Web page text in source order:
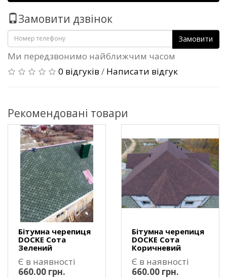
Замовити дзвінок
Замовити
Ми передзвонимо найближчим часом
0 відгуків / Написати відгук
Рекомендовані товари
Бітумна черепиця
DOCKE Сота
Зелений
Є в наявності
660.00 грн.
Бітумна черепиця
DOCKE Сота
Коричневий
Є в наявності
660.00 грн.